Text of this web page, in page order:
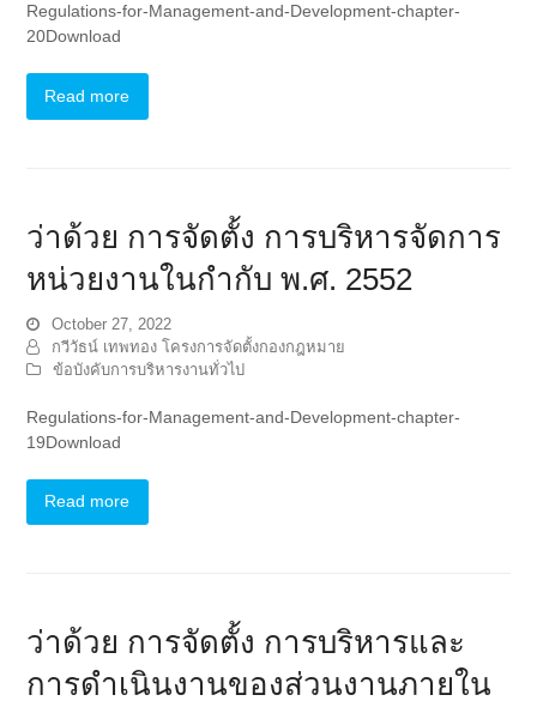
Regulations-for-Management-and-Development-chapter-
20Download
Read more
ว่าด้วย การจัดตั้ง การบริหารจัดการ
หน่วยงานในกำกับ พ.ศ. 2552
October 27, 2022
กวีวัธน์ เทพทอง โครงการจัดตั้งกองกฎหมาย
ข้อบังคับการบริหารงานทั่วไป
Regulations-for-Management-and-Development-chapter-
19Download
Read more
ว่าด้วย การจัดตั้ง การบริหารและ
การดำเนินงานของส่วนงานภายใน